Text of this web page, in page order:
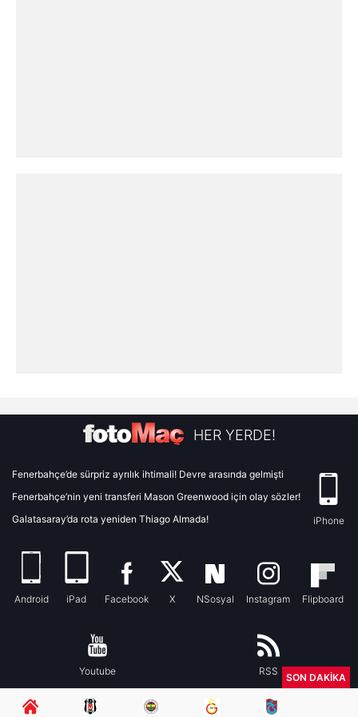
HER YERDE!
Fenerbahçe’de sürpriz ayrılık ihtimali! Devre arasında gelmişti
Fenerbahçe’nin yeni transferi Mason Greenwood için olay sözler!
Galatasaray’da rota yeniden Thiago Almada!
iPhone
Android iPad Facebook X NSosyal Instagram Flipboard
Youtube RSS
SON DAKİKA